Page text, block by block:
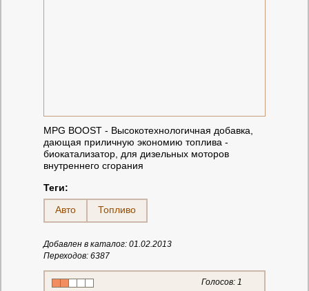
MPG BOOST - Высокотехнологичная добавка,
дающая приличную экономию топлива -
биокатализатор, для дизельных моторов
внутреннего сгорания
Теги:
Авто
Топливо
Добавлен в каталог: 01.02.2013
Переходов: 6387
Голосов: 1